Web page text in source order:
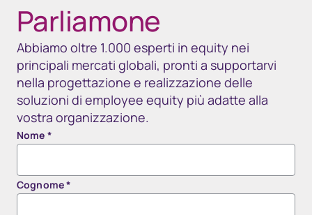
Parliamone
Abbiamo oltre 1.000 esperti in equity nei
principali mercati globali, pronti a supportarvi
nella progettazione e realizzazione delle
soluzioni di employee equity più adatte alla
vostra organizzazione.
Nome *
Cognome*